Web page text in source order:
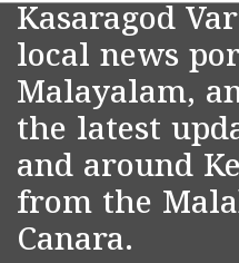
Kasaragod
local news
Malayalam,
the latest
and around
from the
Canara.